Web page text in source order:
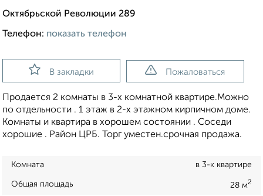
Октябрьской Революции 289
Телефон: показать телефон
В закладки Пожаловаться
Продается 2 комнаты в 3-х комнатной квартире.Можно
по отдельности . 1 этаж в 2-х этажном кирпичном доме.
Комнаты и квартира в хорошем состоянии . Соседи
хорошие . Район ЦРБ. Торг уместен.срочная продажа.
Комната в 3-к квартире
Общая площадь 28 м2